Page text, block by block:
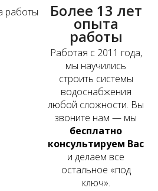
Более 13 лет
опыта
работы
Работая с 2011 года,
мы научились
строить системы
водоснабжения
любой сложности. Вы
звоните нам — мы
бесплатно
консультируем Вас
и делаем все
остальное «под
ключ».